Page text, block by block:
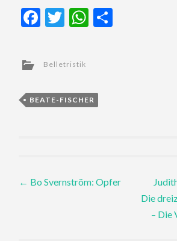
Facebook
TwitterWhatsApp
Belletristik
BEATE-FISCHER
Post
← Bo Svernström: Opfer
Die
– Die